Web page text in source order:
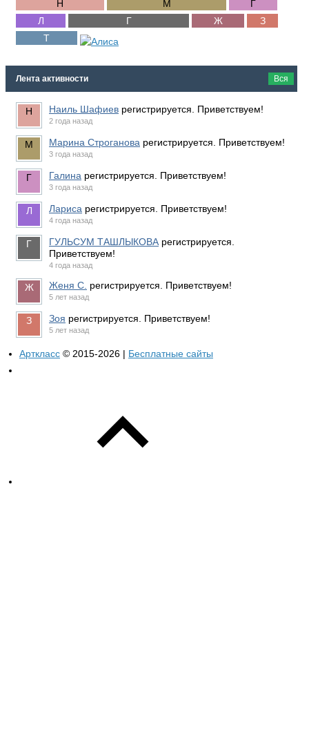
Лента активности Вся
Наиль Шафиев регистрируется. Приветствуем!
2 года назад
Марина Строганова регистрируется. Приветствуем!
3 года назад
Галина регистрируется. Приветствуем!
3 года назад
Лариса регистрируется. Приветствуем!
4 года назад
ГУЛЬСУМ ТАШЛЫКОВА регистрируется.
Приветствуем!
4 года назад
Женя С. регистрируется. Приветствуем!
5 лет назад
Зоя регистрируется. Приветствуем!
5 лет назад
Арткласс © 2015-2026 | Бесплатные сайты